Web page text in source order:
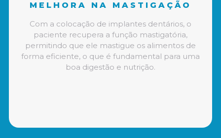
MELHORA NA MASTIGAÇÃO
Com a colocação de implantes dentários, o
paciente recupera a função mastigatória,
permitindo que ele mastigue os alimentos de
forma eficiente, o que é fundamental para uma
boa digestão e nutrição.